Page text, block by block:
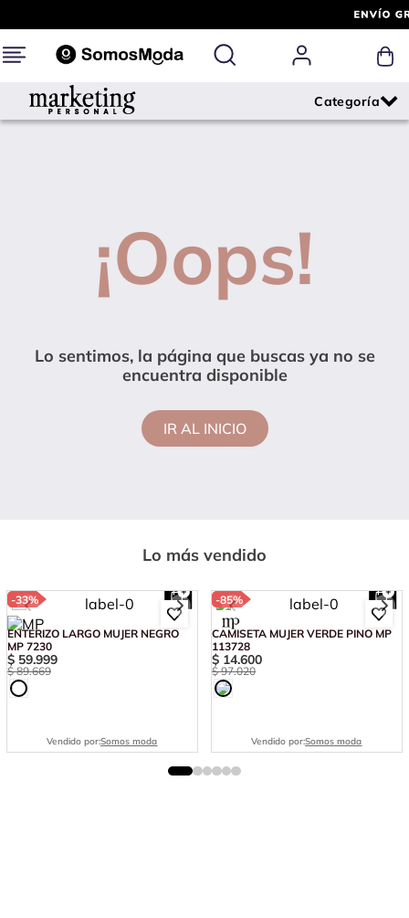
¡Oops!
Lo sentimos, la página que buscas ya no se
encuentra disponible
IR AL INICIO
Lo más vendido
-33%
ENTERIZO LARGO MUJER NEGRO
MP 7230
$ 59.999
$ 89.669
Vendido por:Somos moda
-85%
CAMISETA MUJER VERDE PINO MP
113728
$ 14.600
$ 97.020
Vendido por:Somos moda